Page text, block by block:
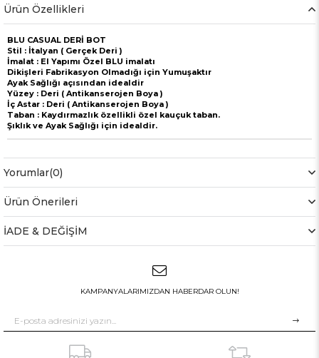
Ürün Özellikleri
BLU CASUAL DERİ BOT
Stil : İtalyan ( Gerçek Deri )
İmalat : El Yapımı Özel BLU imalatı
Dikişleri Fabrikasyon Olmadığı için Yumuşaktır
Ayak Sağlığı açısından idealdir
Yüzey : Deri ( Antikanserojen Boya )
İç Astar : Deri ( Antikanserojen Boya )
Taban : Kaydırmazlık özellikli özel kauçuk taban.
Şıklık ve Ayak Sağlığı için idealdir.
Yorumlar(0)
Ürün Önerileri
İADE & DEĞİŞİM
KAMPANYALARIMIZDAN HABERDAR OLUN!